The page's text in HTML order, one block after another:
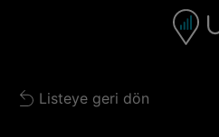
Gezinme çubuğu
Back to list
Listeye geri dön